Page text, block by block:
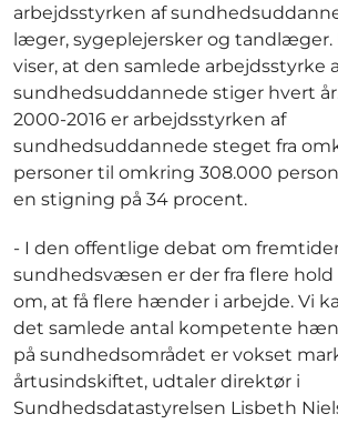
arbejdsstyrken af
læger, sygeplejersker og tandlæger.
viser, at den samlede arbejdsstyrke
sundhedsuddannede stiger hvert
2000-2016 er arbejdsstyrken af
sundhedsuddannede steget fra
personer til omkring 308.000
en stigning på 34 procent.
- I den offentlige debat om
sundhedsvæsen er der fra flere
om, at få flere hænder i arbejde. Vi
det samlede antal kompetente
på sundhedsområdet er vokset
årtusindskiftet, udtaler direktør i
Sundhedsdatastyrelsen Lisbeth